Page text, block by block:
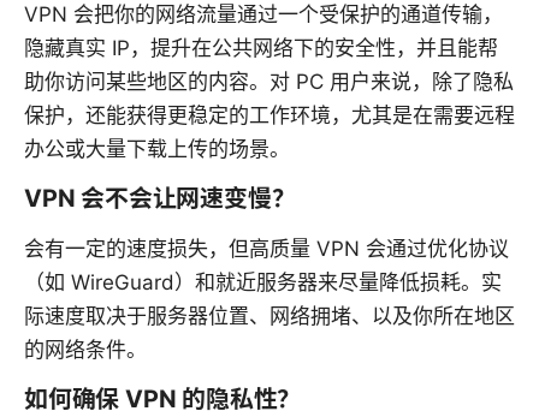
VPN 会把你的网络流量通过一个受保护的通道传输，
隐藏真实 IP，提升在公共网络下的安全性，并且能帮
助你访问某些地区的内容。对 PC 用户来说，除了隐私
保护，还能获得更稳定的工作环境，尤其是在需要远程
办公或大量下载上传的场景。
VPN 会不会让网速变慢？
会有一定的速度损失，但高质量 VPN 会通过优化协议
（如 WireGuard）和就近服务器来尽量降低损耗。实
际速度取决于服务器位置、网络拥堵、以及你所在地区
的网络条件。
如何确保 VPN 的隐私性？